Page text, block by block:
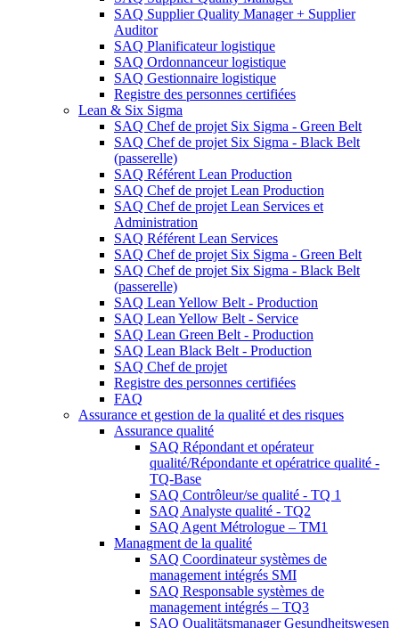
SAQ Supplier Quality Manager + Supplier
Auditor
SAQ Planificateur logistique
SAQ Ordonnanceur logistique
SAQ Gestionnaire logistique
Registre des personnes certifiées
Lean & Six Sigma
SAQ Chef de projet Six Sigma - Green Belt
SAQ Chef de projet Six Sigma - Black Belt
(passerelle)
SAQ Référent Lean Production
SAQ Chef de projet Lean Production
SAQ Chef de projet Lean Services et
Administration
SAQ Référent Lean Services
SAQ Chef de projet Six Sigma - Green Belt
SAQ Chef de projet Six Sigma - Black Belt
(passerelle)
SAQ Lean Yellow Belt - Production
SAQ Lean Yellow Belt - Service
SAQ Lean Green Belt - Production
SAQ Lean Black Belt - Production
SAQ Chef de projet
Registre des personnes certifiées
FAQ
Assurance et gestion de la qualité et des risques
Assurance qualité
SAQ Répondant et opérateur
qualité/Répondante et opératrice qualité -
TQ-Base
SAQ Contrôleur/se qualité - TQ 1
SAQ Analyste qualité - TQ2
SAQ Agent Métrologue – TM1
Managment de la qualité
SAQ Coordinateur systèmes de
management intégrés SMI
SAQ Responsable systèmes de
management intégrés – TQ3
SAQ Qualitätsmanager Gesundheitswesen